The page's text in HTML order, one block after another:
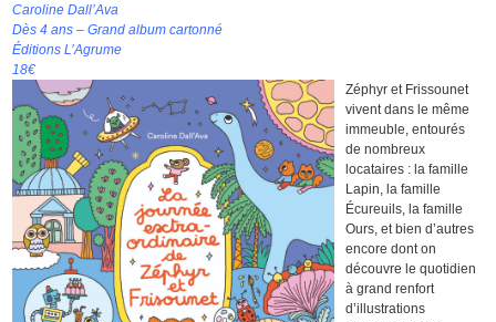
Caroline Dall’Ava
Dès 4 ans – Grand album cartonné
Éditions L’Agrume
18€
Zéphyr et Frissounet
vivent dans le même
immeuble, entourés
de nombreux
locataires : la famille
Lapin, la famille
Écureuils, la famille
Ours, et bien d’autres
encore dont on
découvre le quotidien
à grand renfort
d’illustrations